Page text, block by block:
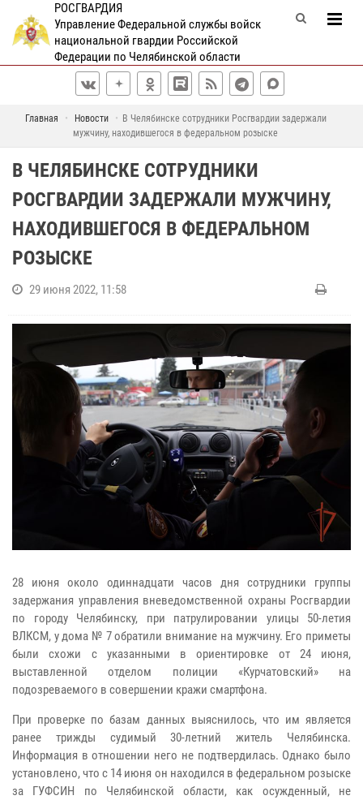
РОСГВАРДИЯ
Управление Федеральной службы войск
национальной гвардии Российской
Федерации по Челябинской области
Главная Новости
В Челябинске сотрудники Росгвардии задержали
мужчину, находившегося в федеральном розыске
В ЧЕЛЯБИНСКЕ СОТРУДНИКИ
РОСГВАРДИИ ЗАДЕРЖАЛИ МУЖЧИНУ,
НАХОДИВШЕГОСЯ В ФЕДЕРАЛЬНОМ
РОЗЫСКЕ
29 июня 2022, 11:58
28 июня около одиннадцати часов дня сотрудники группы
задержания управления вневедомственной охраны Росгвардии
по городу Челябинску, при патрулировании улицы 50-летия
ВЛКСМ, у дома № 7 обратили внимание на мужчину. Его приметы
были схожи с указанными в ориентировке от 24 июня,
выставленной отделом полиции «Курчатовский» на
подозреваемого в совершении кражи смартфона.
При проверке по базам данных выяснилось, что им является
ранее трижды судимый 30-летний житель Челябинска.
Информация в отношении него не подтвердилась. Однако было
установлено, что с 14 июня он находился в федеральном розыске
за ГУФСИН по Челябинской области, как осужденный, не